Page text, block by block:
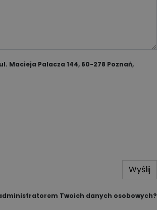
Macieja Palacza 144, 60-278 Poznań,
Wyślij
Twoich danych osobowych?